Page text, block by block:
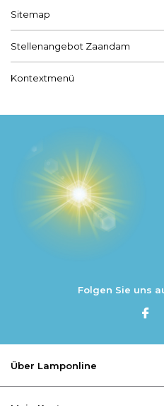
Sitemap
Stellenangebot Zaandam
Kontextmenü
Folgen Sie uns
Über Lamponline